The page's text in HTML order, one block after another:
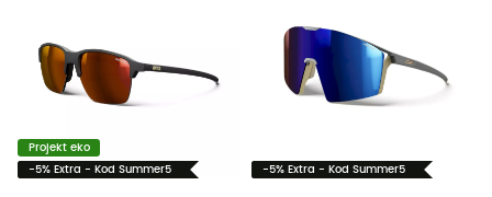
Projekt eko
-5% Extra - Kod Summer5 -5% Extra - Kod Summer5